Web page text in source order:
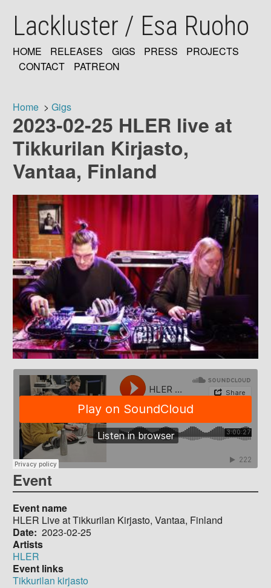
mainLackluster / Esa Ruoho
MAIN
HOME RELEASES GIGS PRESS
PROJECTS
CONTACT
PATREON
Breadcrumb
Home Gigs
2023-02-25 HLER live at
Tikkurilan Kirjasto,
Vantaa, Finland
Event
Event name
HLER Live at Tikkurilan Kirjasto, Vantaa, Finland
Date 2023-02-25
Artists
HLER
Event links
Tikkurilan kirjasto